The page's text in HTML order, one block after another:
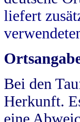
liefert
Bei den
Herkunft.